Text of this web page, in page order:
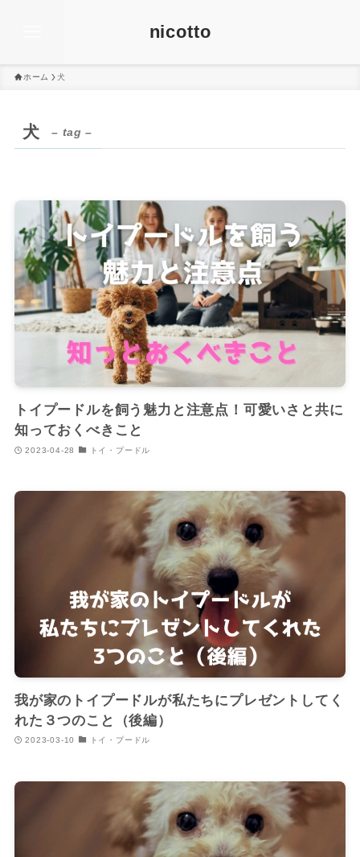
nicotto
ホーム 犬
犬 – tag –
トイプードルを飼う魅力と注意点！可愛いさと共に
知っておくべきこと
2023-04-28 トイ・プードル
我が家のトイプードルが私たちにプレゼントしてく
れた３つのこと（後編）
2023-03-10 トイ・プードル